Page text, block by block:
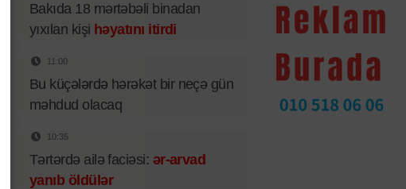
Bakıda 18 mərtəbəli binadan
yıxılan kişi həyatını itirdi
11:00
Bu küçələrdə hərəkət bir neçə gün
məhdud olacaq
10:35
Tərtərdə ailə faciəsi: ər-arvad
yanıb öldülər